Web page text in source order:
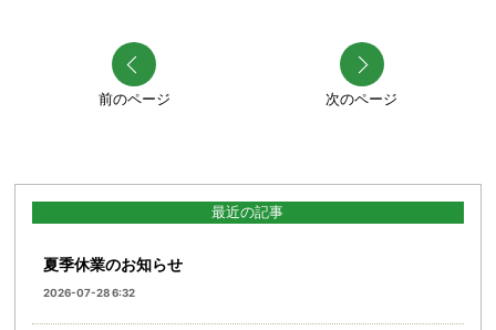
前のページ 次のページ
最近の記事
夏季休業のお知らせ
2026-07-28 6:32